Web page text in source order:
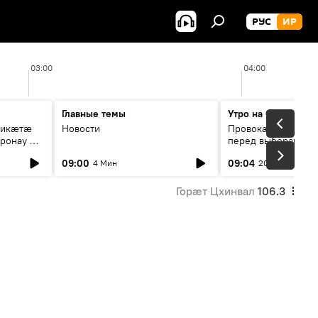
РУС ИР
03:00 04:00
æй
Главные темы
Новости
09:00 4 Мин
Утро на Спутнике
Провокации со
перед выборами в
09:04 20 Мин
Горӕт Цхинвал 106.3